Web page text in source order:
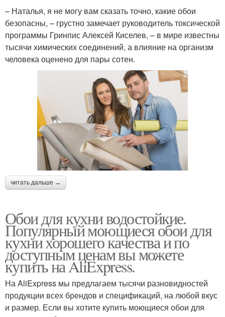
– Наталья, я не могу вам сказать точно, какие обои
безопасны, – грустно замечает руководитель токсической
программы Гринпис Алексей Киселев, – в мире известны
тысячи химических соединений, а влияние на организм
человека оценено для пары сотен.
читать дальше →
Обои для кухни водостойкие.
Популярный моющиеся обои для
кухни хорошего качества и по
доступным ценам вы можете
купить на AliExpress.
На AliExpress мы предлагаем тысячи разновидностей
продукции всех брендов и спецификаций, на любой вкус
и размер. Если вы хотите купить моющиеся обои для